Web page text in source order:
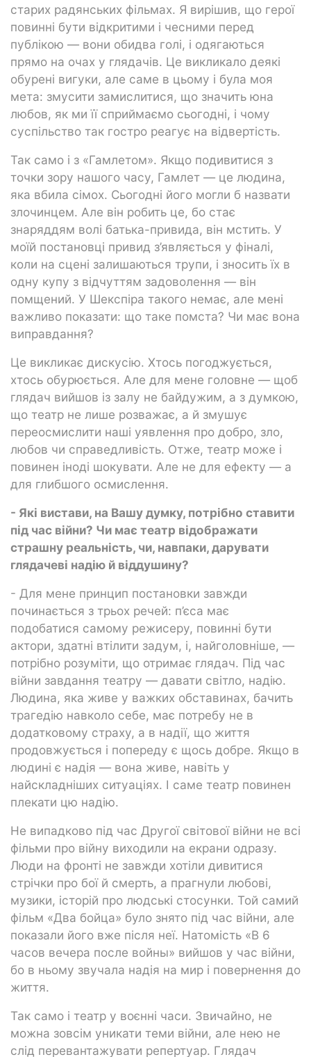
старих радянських фільмах. Я вирішив, що герої
повинні бути відкритими і чесними перед
публікою — вони обидва голі, і одягаються
прямо на очах у глядачів. Це викликало деякі
обурені вигуки, але саме в цьому і була моя
мета: змусити замислитися, що значить юна
любов, як ми її сприймаємо сьогодні, і чому
суспільство так гостро реагує на відвертість.
Так само і з «Гамлетом». Якщо подивитися з
точки зору нашого часу, Гамлет — це людина,
яка вбила сімох. Сьогодні його могли б назвати
злочинцем. Але він робить це, бо стає
знаряддям волі батька-привида, він мстить. У
моїй постановці привид з’являється у фіналі,
коли на сцені залишаються трупи, і зносить їх в
одну купу з відчуттям задоволення — він
помщений. У Шекспіра такого немає, але мені
важливо показати: що таке помста? Чи має вона
виправдання?
Це викликає дискусію. Хтось погоджується,
хтось обурюється. Але для мене головне — щоб
глядач вийшов із залу не байдужим, а з думкою,
що театр не лише розважає, а й змушує
переосмислити наші уявлення про добро, зло,
любов чи справедливість. Отже, театр може і
повинен іноді шокувати. Але не для ефекту — а
для глибшого осмислення.
- Які вистави, на Вашу думку, потрібно ставити
під час війни? Чи має театр відображати
страшну реальність, чи, навпаки, дарувати
глядачеві надію й віддушину?
- Для мене принцип постановки завжди
починається з трьох речей: п’єса має
подобатися самому режисеру, повинні бути
актори, здатні втілити задум, і, найголовніше, —
потрібно розуміти, що отримає глядач. Під час
війни завдання театру — давати світло, надію.
Людина, яка живе у важких обставинах, бачить
трагедію навколо себе, має потребу не в
додатковому страху, а в надії, що життя
продовжується і попереду є щось добре. Якщо в
людині є надія — вона живе, навіть у
найскладніших ситуаціях. І саме театр повинен
плекати цю надію.
Не випадково під час Другої світової війни не всі
фільми про війну виходили на екрани одразу.
Люди на фронті не завжди хотіли дивитися
стрічки про бої й смерть, а прагнули любові,
музики, історій про людські стосунки. Той самий
фільм «Два бойца» було знято під час війни, але
показали його вже після неї. Натомість «В 6
часов вечера после войны» вийшов у час війни,
бо в ньому звучала надія на мир і повернення до
життя.
Так само і театр у воєнні часи. Звичайно, не
можна зовсім уникати теми війни, але нею не
слід перевантажувати репертуар. Глядач